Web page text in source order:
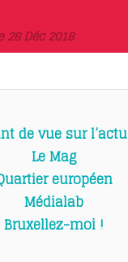
26 Déc 2018
de vue sur l’actu
Le Mag
européen
Médialab
Bruxellez-moi !